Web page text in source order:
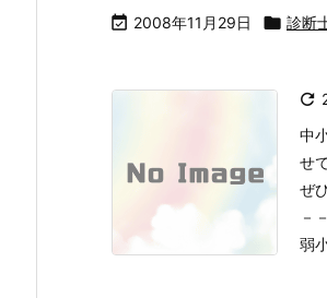
 2008年11月29日  診断

中
せ
ぜ
－
弱